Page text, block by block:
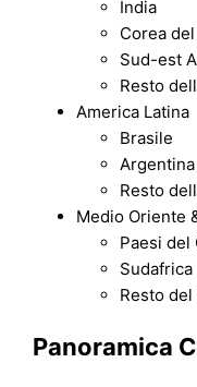
India
Corea
Sud-est
Resto
America Latina
Brasile
Argentina
Resto
Medio Oriente
Paesi del
Sudafrica
Resto
Panoramica